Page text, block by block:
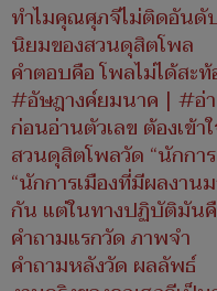
ทำไมคุณศุภจีไม่ติดอันดั
นิยมของสวนดุสิตโพล
คำตอบคือ โพลไม่ได้สะ
#อัษฎางค์ยมนาค | #อ่
ก่อนอ่านตัวเลข ต้องเข้า
สวนดุสิตโพลวัด “นักกา
“นักการเมืองที่มีผลงา
กัน แต่ในทางปฏิบัติมัน
คำถามแรกวัด ภาพจำ
คำถามหลังวัด ผลลัพธ์